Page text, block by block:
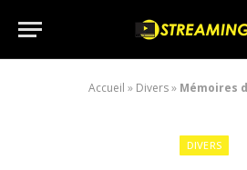
Accueil » Divers» Mémoires
DIVERS